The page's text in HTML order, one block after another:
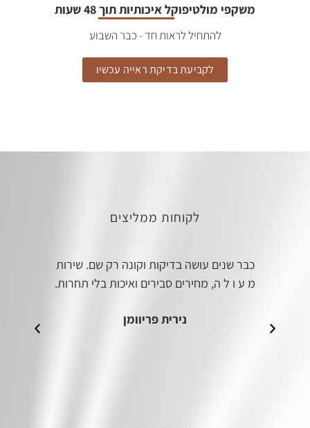
משקפי מולטיפוקל איכותיות תוך 48 שעות
להתחיל לראות חד - כבר השבוע
לקביעת בדיקת ראייה עכשיו
לקוחות ממליצים
כבר שנים עושה בדיקות וקונה רק שם. שירות
מ ע ו ל ה, מחירים סבירים ואיכות בלי תחרות.
נירית פריוומן